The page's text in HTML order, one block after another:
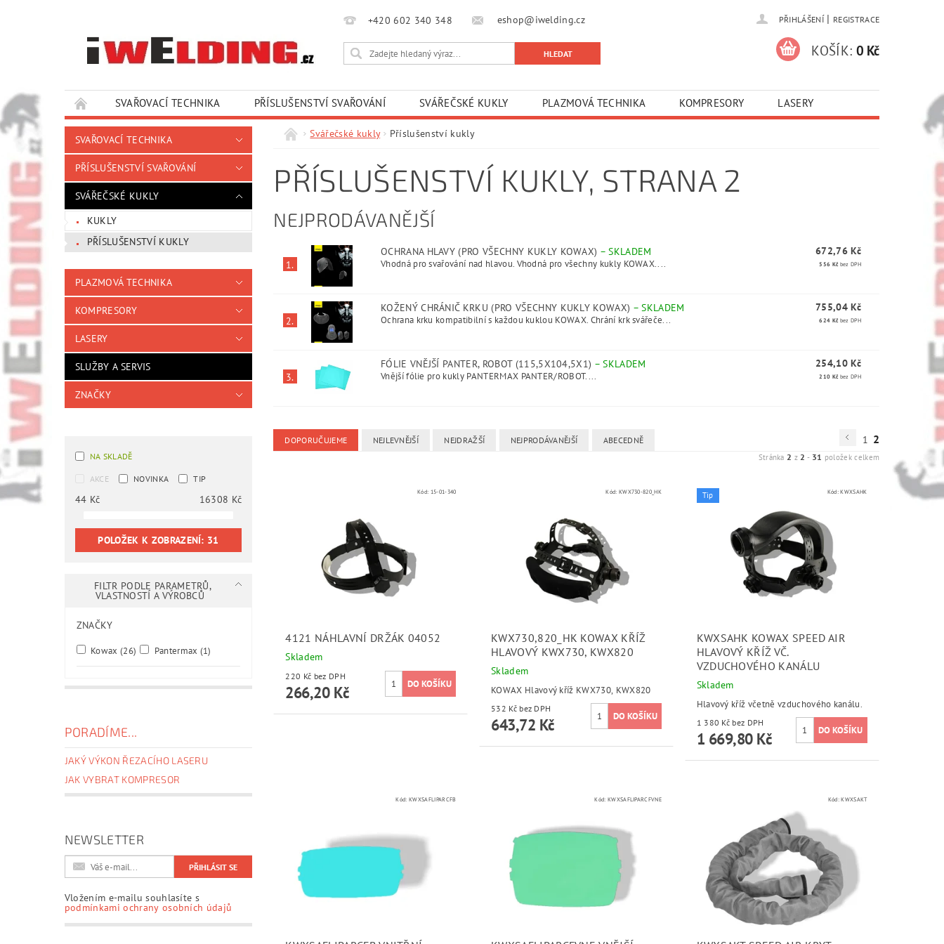
+420 602 340 348‎‎ eshop@iwelding.cz PŘIHLÁŠENÍ | REGISTRACE
KOŠÍK: 0 Kč
SVAŘOVACÍ TECHNIKA PŘÍSLUŠENSTVÍ SVAŘOVÁNÍ SVÁŘEČSKÉ KUKLY PLAZMOVÁ TECHNIKA KOMPRESORY
LASERY
SLUŽBY A SERVIS
KONTAKTY
SVAŘOVACÍ TECHNIKA
PŘÍSLUŠENSTVÍ SVAŘOVÁNÍ
SVÁŘEČSKÉ KUKLY
KUKLY
PŘÍSLUŠENSTVÍ KUKLY
PLAZMOVÁ TECHNIKA
KOMPRESORY
LASERY
SLUŽBY A SERVIS
ZNAČKY
NA SKLADĚ
AKCE NOVINKA TIP
44 Kč 16308 Kč
POLOŽEK K ZOBRAZENÍ: 31
FILTR PODLE PARAMETRŮ,
VLASTNOSTÍ A VÝROBCŮ
ZNAČKY
Kowax(26) Pantermax (1)
PORADÍME...
JAKÝ VÝKON ŘEZACÍHO LASERU
JAK VYBRAT KOMPRESOR
NEWSLETTER
Vložením e-mailu souhlasíte s
podmínkami ochrany osobních údajů
Svářečské kukly Příslušenství kukly
PŘÍSLUŠENSTVÍ KUKLY, STRANA 2
NEJPRODÁVANĚJŠÍ
1.
OCHRANA HLAVY (PRO VŠECHNY KUKLY KOWAX) –SKLADEM
Vhodná pro svařování nad hlavou. Vhodná pro všechny kukly KOWAX....
672,76 Kč
556 Kč bez DPH
2.
KOŽENÝ CHRÁNIČ KRKU (PRO VŠECHNY KUKLY KOWAX) –SKLADEM
Ochrana krku kompatibilní s každou kuklou KOWAX. Chrání krk svářeče...
755,04 Kč
624 Kč bez DPH
3.
FÓLIE VNĚJŠÍ PANTER, ROBOT (115,5X104,5X1) –SKLADEM
Vnější fólie pro kukly PANTERMAX PANTER/ROBOT....
254,10 Kč
210 Kč bez DPH
DOPORUČUJEME NEJLEVNĚJŠÍ NEJDRAŽŠÍ NEJPRODÁVANĚJŠÍ ABECEDNĚ 1 2
Stránka 2 z 2 - 31 položek celkem
Kód: 15-01-340
4121 NÁHLAVNÍ DRŽÁK 04052
Skladem
220 Kč bez DPH
266,20 Kč
Kód: KWX730-820_HK
KWX730,820_HK KOWAX KŘÍŽ
HLAVOVÝ KWX730, KWX820
Skladem
KOWAX Hlavový kříž KWX730, KWX820
532 Kč bez DPH
643,72 Kč
Tip Kód:KWXSAHK
KWXSAHK KOWAX SPEED AIR
HLAVOVÝ KŘÍŽ VČ.
VZDUCHOVÉHO KANÁLU
Skladem
Hlavový kříž včetně vzduchového kanálu.
1 380 Kč bez DPH
1 669,80 Kč
Kód: KWXSAFLIPARCFB Kód: KWXSAFLIPARCFVNE Kód:KWXSAKT